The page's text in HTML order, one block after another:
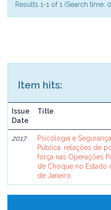
Results 1-1 of 1 (Search time:
Item hits:
Issue
Date
Title
2017
Psicologia e Segurança
Pública: relações de
força nas Operações
de Choque no Estado
de Janeiro